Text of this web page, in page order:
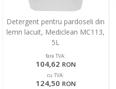
Detergent pentru pardoseli din
lemn lacuit, Mediclean MC113,
5L
fara TVA:
104,62 RON
cu TVA:
124,50 RON